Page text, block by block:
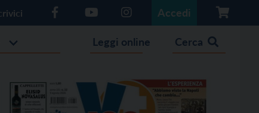
Accedi
Leggi online Cerca